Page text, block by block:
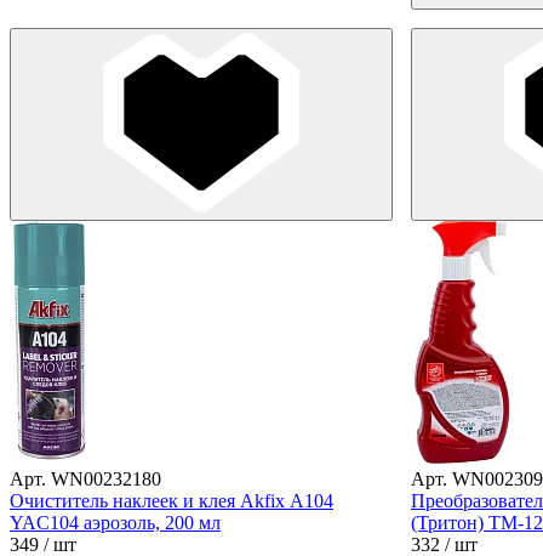
Арт. WN00232180
Очиститель наклеек и клея Akfix А104
YAC104 аэрозоль, 200 мл
349 / шт
Арт.
(Тритон) ТМ-
332 / шт